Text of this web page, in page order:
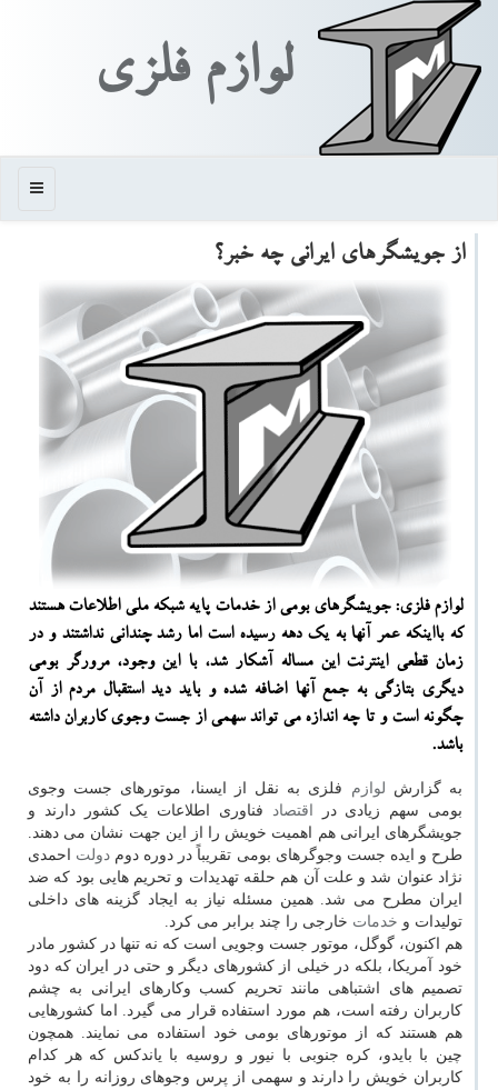
لوازم فلزی
منو
از جویشگرهای ایرانی چه خبر؟
لوازم فلزی: جویشگرهای بومی از خدمات پایه شبکه ملی اطلاعات هستند
که بااینکه عمر آنها به یک دهه رسیده است اما رشد چندانی نداشتند و در
زمان قطعی اینترنت این مساله آشکار شد، با این وجود، مرورگر بومی
دیگری بتازگی به جمع آنها اضافه شده و باید دید استقبال مردم از آن
چگونه است و تا چه اندازه می تواند سهمی از جست وجوی کاربران داشته
باشد.
به گزارش لوازم فلزی به نقل از ایسنا، موتورهای جست وجوی
بومی سهم زیادی در
اقتصاد فناوری اطلاعات یک کشور دارند و
جویشگرهای ایرانی هم اهمیت خویش را از این جهت نشان می دهند.
طرح و ایده جست وجوگرهای بومی تقریباً در دوره دوم دولت احمدی
نژاد عنوان شد و علت آن هم حلقه تهدیدات و تحریم هایی بود که ضد
ایران مطرح می شد. همین مسئله نیاز به ایجاد گزینه های داخلی
تولیدات و خدمات خارجی را چند برابر می کرد.
هم اکنون، گوگل، موتور جست وجویی است که نه تنها در کشور مادر
خود آمریکا، بلکه در خیلی از کشورهای دیگر و حتی در ایران که دود
تصمیم های اشتباهی مانند تحریم کسب وکارهای ایرانی به چشم
کاربران رفته است، هم مورد استفاده قرار می گیرد. اما کشورهایی
هم هستند که از موتورهای بومی خود استفاده می نمایند. همچون
چین با بایدو، کره جنوبی با نیور و روسیه با یاندکس که هر کدام
کاربران خویش را دارند و سهمی از پرس وجوهای روزانه را به خود